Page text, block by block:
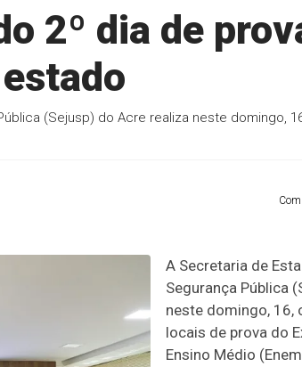
2º dia de
(Sejusp) do Acre realiza neste domingo,
A Secretaria de
Segurança Pública
neste domingo,
locais de prova do
Ensino Médio